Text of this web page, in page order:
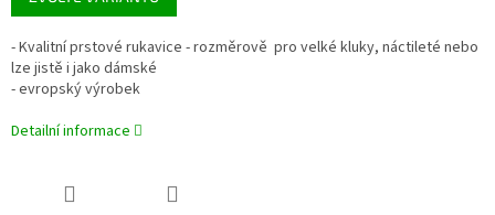
- Kvalitní prstové rukavice - rozměrově pro velké kluky, náctileté nebo
lze jistě i jako dámské
- evropský výrobek
Detailní informace